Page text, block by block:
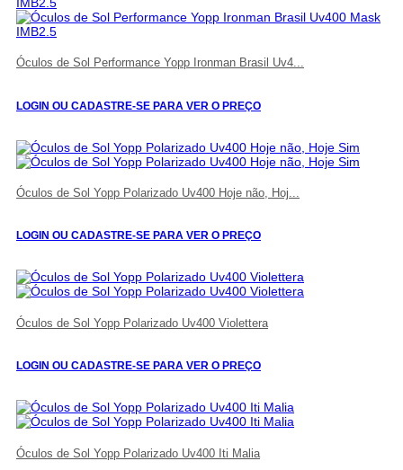
Óculos de Sol Performance Yopp Ironman Brasil Uv4...
LOGIN OU CADASTRE-SE PARA VER O PREÇO
Óculos de Sol Yopp Polarizado Uv400 Hoje não, Hoj...
LOGIN OU CADASTRE-SE PARA VER O PREÇO
Óculos de Sol Yopp Polarizado Uv400 Violettera
LOGIN OU CADASTRE-SE PARA VER O PREÇO
Óculos de Sol Yopp Polarizado Uv400 Iti Malia